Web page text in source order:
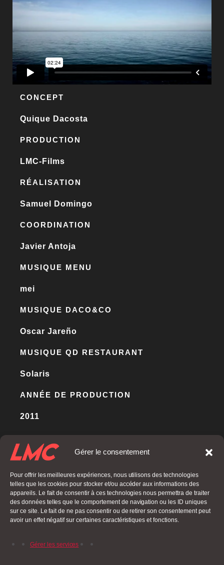
Gérer le consentement
Pour offrir les meilleures expériences, nous utilisons des technologies
telles que les cookies pour stocker et/ou accéder aux informations des
appareils. Le fait de consentir à ces technologies nous permettra de traiter
des données telles que le comportement de navigation ou les ID uniques
sur ce site. Le fait de ne pas consentir ou de retirer son consentement peut
avoir un effet négatif sur certaines caractéristiques et fonctions.
Gérer les services
CONCEPT
Quique Dacosta
PRODUCTION
LMC-Films
RÉALISATION
Samuel Domingo
COORDINATION
Javier Antoja
MUSIQUE MENU
mei
MUSIQUE DACO&CO
Oscar Jareño
MUSIQUE QD RESTAURANT
Solaris
ANNÉE DE PRODUCTION
2011